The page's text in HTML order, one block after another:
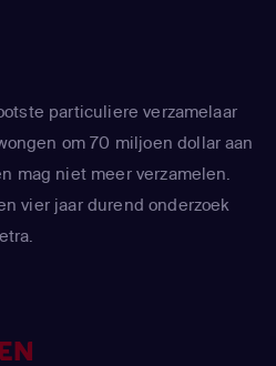
particuliere verzamelaar
om 70 miljoen dollar aan
mag niet meer verzamelen.
vier jaar durend onderzoek